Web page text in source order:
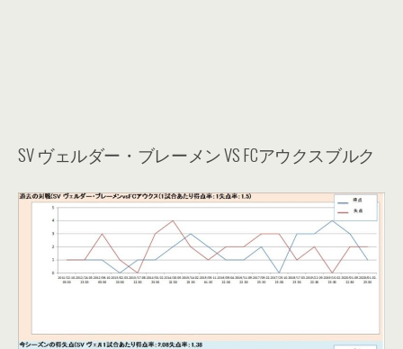
SV ヴェルダー・ブレーメン VS FCアウクスブルク